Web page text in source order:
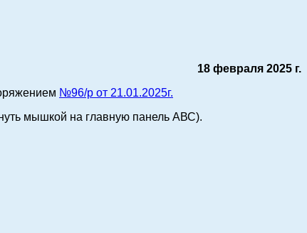
18 февраля 2025 г.
№96/р от 21.01.2025г.
мышкой на главную панель АВС).